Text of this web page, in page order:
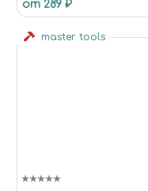
от 289 ₽
master tools